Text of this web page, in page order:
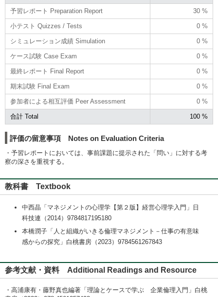
予習レポート Preparation Report 30 %
小テスト Quizzes / Tests 0 %
シミュレーション成績 Simulation 0 %
ケース試験 Case Exam 0 %
最終レポート Final Report 0 %
期末試験 Final Exam 0 %
参加者による相互評価 Peer Assessment 0 %
合計 Total 100 %
評価の留意事項 Notes on Evaluation Criteria
・予習レポートにおいては、事前課題に提示された「問い」に対する考
察の深さを重視する。
教科書 Textbook
中西晶「マネジメントの心理学【第２版】経営心理学入門」日
科技連（2014）9784817195180
本橋潤子「人と組織がいきる倫理マネジメント－仕事の有意味
感からの探究」白桃書房（2023）9784561267843
参考文献・資料 Additional Readings and Resource
・高浦康有・藤野真也編著「理論とケースで学ぶ 企業倫理入門」白桃